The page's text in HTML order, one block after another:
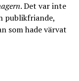
. Det var inte
publikfriande,
som hade värvat